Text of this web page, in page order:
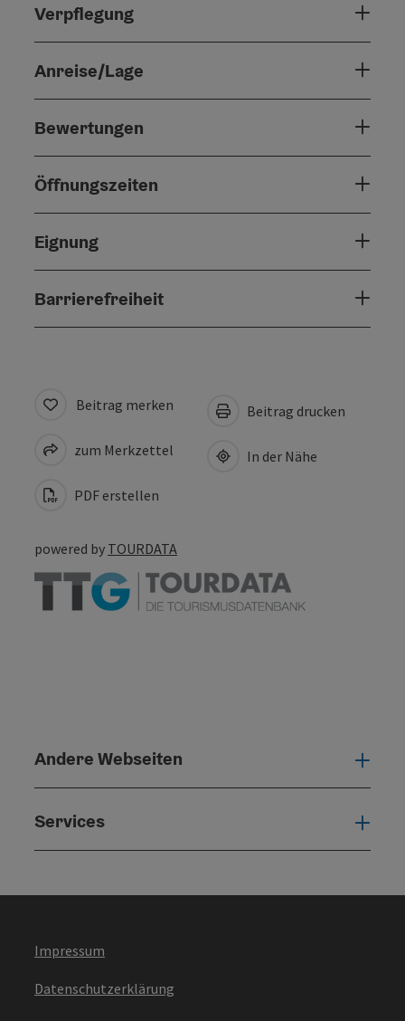
Verpflegung
Anreise/Lage
Bewertungen
Öffnungszeiten
Eignung
Barrierefreiheit
Beitrag merken
zum Merkzettel
PDF erstellen
Beitrag drucken
In der Nähe
powered by TOURDATA
Andere Webseiten
Services
Impressum
Datenschutzerklärung